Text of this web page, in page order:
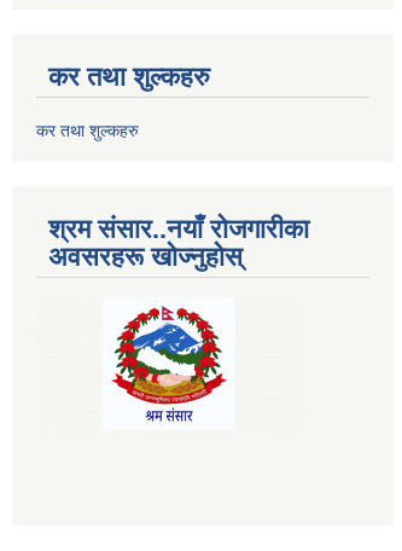
कर तथा शुल्कहरु
कर तथा शुल्कहरु
श्रम संसार..नयाँ रोजगारीका
अवसरहरू खोज्नुहोस्